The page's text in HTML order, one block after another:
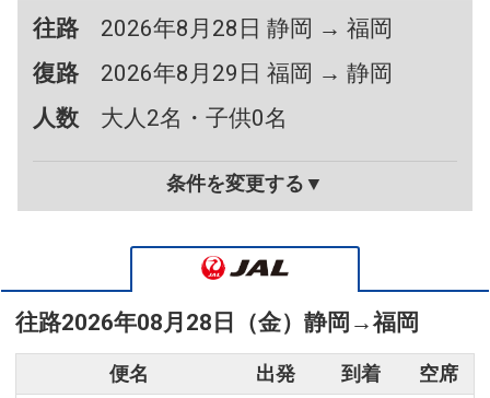
往路
2026年8月28日 静岡 → 福岡
復路
2026年8月29日 福岡 → 静岡
人数
大人2名・子供0名
条件を変更する▼
往路2026年08月28日（金） 静岡 →福岡
便名 出発 到着 空席